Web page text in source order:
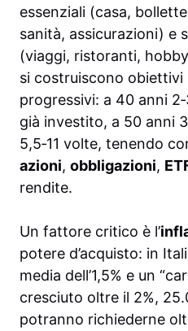
essenziali (casa,
sanità, assicurazioni) e
(viaggi, ristoranti,
si costruiscono obiettivi
progressivi: a 40 anni
già investito, a 50 anni
5,5‑11 volte, tenendo
azioni, obbligazioni,
rendite.
Un fattore critico è l’
potere d’acquisto: in
media dell’1,5% e un
cresciuto oltre il 2%,
potranno richiederne